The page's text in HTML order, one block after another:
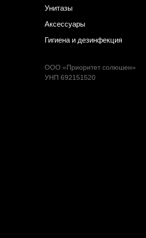
Унитазы
Аксессуары
Гигиена и дезинфекция
ООО «Приоритет солюшен»
УНП 692151520